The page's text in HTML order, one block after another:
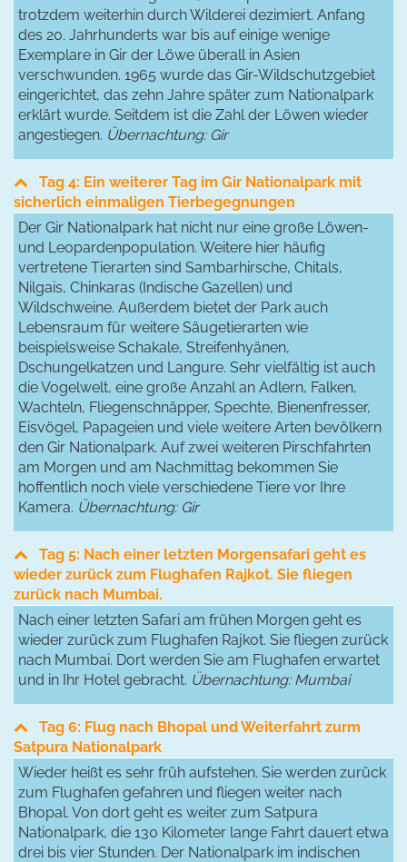
trotzdem weiterhin durch Wilderei dezimiert. Anfang
des 20. Jahrhunderts war bis auf einige wenige
Exemplare in Gir der Löwe überall in Asien
verschwunden. 1965 wurde das Gir-Wildschutzgebiet
eingerichtet, das zehn Jahre später zum Nationalpark
erklärt wurde. Seitdem ist die Zahl der Löwen wieder
angestiegen. Übernachtung: Gir
Tag 4: Ein weiterer Tag im Gir Nationalpark mit
sicherlich einmaligen Tierbegegnungen
Der Gir Nationalpark hat nicht nur eine große Löwen-
und Leopardenpopulation. Weitere hier häufig
vertretene Tierarten sind Sambarhirsche, Chitals,
Nilgais, Chinkaras (Indische Gazellen) und
Wildschweine. Außerdem bietet der Park auch
Lebensraum für weitere Säugetierarten wie
beispielsweise Schakale, Streifenhyänen,
Dschungelkatzen und Langure. Sehr vielfältig ist auch
die Vogelwelt, eine große Anzahl an Adlern, Falken,
Wachteln, Fliegenschnäpper, Spechte, Bienenfresser,
Eisvögel, Papageien und viele weitere Arten bevölkern
den Gir Nationalpark. Auf zwei weiteren Pirschfahrten
am Morgen und am Nachmittag bekommen Sie
hoffentlich noch viele verschiedene Tiere vor Ihre
Kamera. Übernachtung: Gir
Tag 5: Nach einer letzten Morgensafari geht es
wieder zurück zum Flughafen Rajkot. Sie fliegen
zurück nach Mumbai.
Nach einer letzten Safari am frühen Morgen geht es
wieder zurück zum Flughafen Rajkot. Sie fliegen zurück
nach Mumbai. Dort werden Sie am Flughafen erwartet
und in Ihr Hotel gebracht. Übernachtung: Mumbai
Tag 6: Flug nach Bhopal und Weiterfahrt zurm
Satpura Nationalpark
Wieder heißt es sehr früh aufstehen. Sie werden zurück
zum Flughafen gefahren und fliegen weiter nach
Bhopal. Von dort geht es weiter zum Satpura
Nationalpark, die 130 Kilometer lange Fahrt dauert etwa
drei bis vier Stunden. Der Nationalpark im indischen